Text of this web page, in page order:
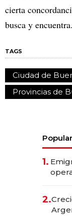
cierta
busca y encuentra.
TAGS
Ciudad de
Provincias de
Popular
1.
2.